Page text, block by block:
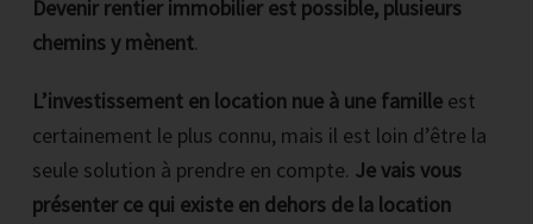
Devenir rentier immobilier est possible, plusieurs
chemins y mènent.
L’investissement en location nue à une famille est
certainement le plus connu, mais il est loin d’être la
seule solution à prendre en compte. Je vais vous
présenter ce qui existe en dehors de la location
Chaque vidéo reprend les bases et l'on voit en détails une épreuve pour